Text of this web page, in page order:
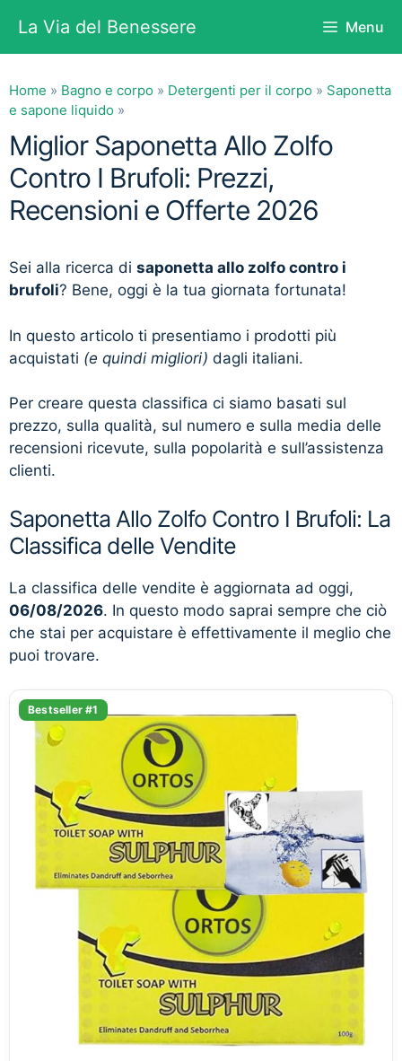
contenuto
La Via del Benessere Menu
Home » Bagno e corpo » Detergenti per il corpo » Saponetta
e sapone liquido »
Miglior Saponetta Allo Zolfo
Contro I Brufoli: Prezzi,
Recensioni e Offerte 2026
Sei alla ricerca di saponetta allo zolfo contro i
brufoli? Bene, oggi è la tua giornata fortunata!
In questo articolo ti presentiamo i prodotti più
acquistati (e quindi migliori) dagli italiani.
Per creare questa classifica ci siamo basati sul
prezzo, sulla qualità, sul numero e sulla media delle
recensioni ricevute, sulla popolarità e sull’assistenza
clienti.
Saponetta Allo Zolfo Contro I Brufoli: La
Classifica delle Vendite
La classifica delle vendite è aggiornata ad oggi,
06/08/2026. In questo modo saprai sempre che ciò
che stai per acquistare è effettivamente il meglio che
puoi trovare.
Bestseller #1